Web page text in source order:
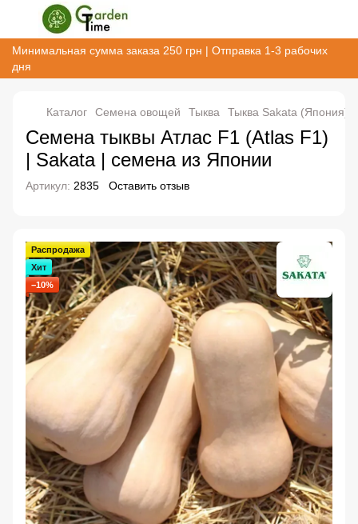
Минимальная сумма заказа 250 грн | Отправка 1-3 рабочих
дня
Каталог Семена овощей Тыква Тыква Sakata (Япония)
Семена тыквы Атлас F1 (Atlas F1)
| Sakata | семена из Японии
Артикул: 2835 Оставить отзыв
Распродажа
Хит
−10%